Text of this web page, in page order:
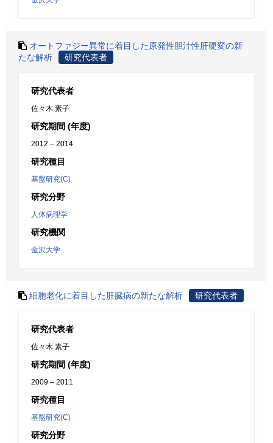
オートファジー異常に着目した原発性胆汁性肝硬変の新
たな解析
研究代表者
研究代表者
佐々木 素子
研究期間 (年度)
2012 – 2014
研究種目
基盤研究(C)
研究分野
人体病理学
研究機関
金沢大学
細胞老化に着目した肝臓病の新たな解析 研究代表者
研究代表者
佐々木 素子
研究期間 (年度)
2009 – 2011
研究種目
基盤研究(C)
研究分野